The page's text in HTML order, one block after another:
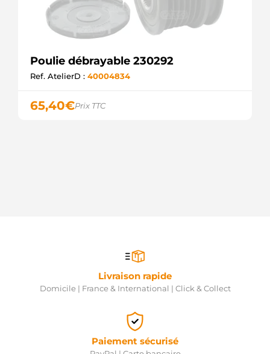
Poulie débrayable 230292
Ref. AtelierD : 40004834
65,40€Prix TTC
Livraison rapide
Domicile | France & International | Click & Collect
Paiement sécurisé